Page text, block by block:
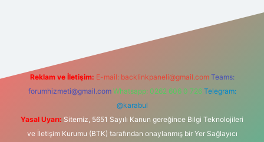
Reklam ve İletişim: E-mail: backlinkpaneli@gmail.com Teams:
forumhizmeti@gmail.com Whatsapp: 0262 606 0 726 Telegram:
@karabul
Yasal Uyarı: Sitemiz, 5651 Sayılı Kanun gereğince Bilgi Teknolojileri
ve İletişim Kurumu (BTK) tarafından onaylanmış bir Yer Sağlayıcı